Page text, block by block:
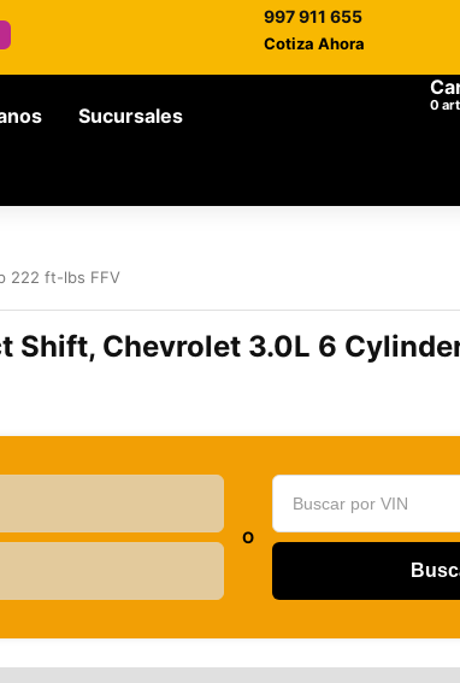
997 911 655
Cotiza Ahora
Sucursales
222 ft-lbs FFV
Shift, Chevrolet 3.0L 6
O